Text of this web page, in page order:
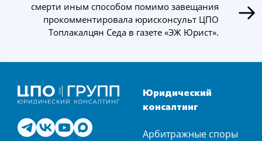
смерти иным способом помимо завещания
прокомментировала юрисконсульт ЦПО
Топлакалцян Седа в газете «ЭЖ Юрист».
Юридический
консалтинг
Арбитражные споры